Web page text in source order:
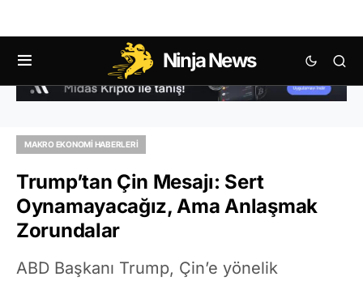
Ninja News
MAKRO EKONOMI HABERLERI
Trump’tan Çin Mesajı: Sert
Oynamayacağız, Ama Anlaşmak
Zorundalar
ABD Başkanı Trump, Çin’e yönelik